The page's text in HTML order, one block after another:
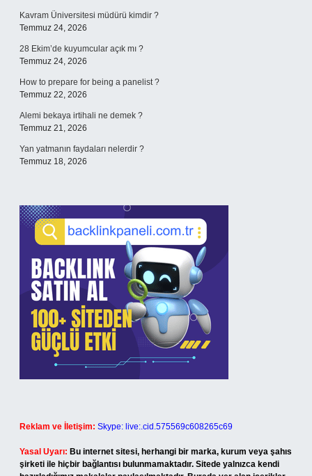
Kavram Üniversitesi müdürü kimdir ?
Temmuz 24, 2026
28 Ekim’de kuyumcular açık mı ?
Temmuz 24, 2026
How to prepare for being a panelist ?
Temmuz 22, 2026
Alemi bekaya irtihali ne demek ?
Temmuz 21, 2026
Yan yatmanın faydaları nelerdir ?
Temmuz 18, 2026
Reklam ve İletişim: Skype: live:.cid.575569c608265c69
Yasal Uyarı: Bu internet sitesi, herhangi bir marka, kurum veya şahıs
şirketi ile hiçbir bağlantısı bulunmamaktadır. Sitede yalnızca kendi